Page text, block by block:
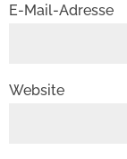
E-Mail-Adresse
Website